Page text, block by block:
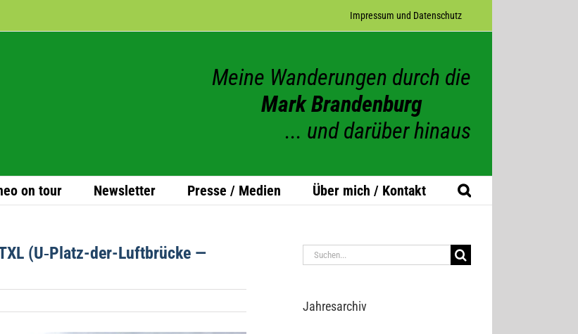
Impres­sum und Datenschutz
Meine Wanderungen durch die
Mark Brandenburg
... und darüber hinaus
on tour News­let­ter Presse / Medien Über mich / Kontakt
(U‑Platz-der-Luft­brü­cke —
Suche
Jah­res­ar­chiv